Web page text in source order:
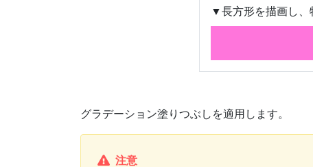
▼長方形を描画し、
グラデーション塗りつぶしを適用します。
注意